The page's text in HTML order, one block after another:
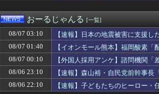
小梨の私へ嫌味言ってたトメが、標的をコトメ
やってみたいバイト
【画像】Ado、おっぱいが小さい。【朗悲報】
【興奮】発情期の嫁のマ○コをチ◯コで擦りま
【画像】ワイ、女性に手を褒められてめっちゃ
「サウダージ」とかいうサウダージでしか聞い
【画像】5億円を目の前にした吉岡里帆の顔ｗｗ
【衝撃】嫁の不倫相手から『神対応』されて人
【画像】 こんなだらしない体型の女子が好きな
おーるじゃんる [一覧]
08/07 03:10
【速報】日本の地震被害に支援し
08/07 01:40
【イオンモール熊本】福岡酸素
08/07 00:10
【外国人採用アンケ】諮問機関
08/06 23:10
【速報】森山裕・自民党前幹事長
08/06 22:10
【速報】子どもたちのヒーロー